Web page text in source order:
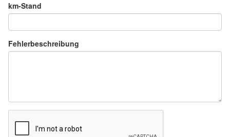
km-Stand
Fehlerbeschreibung